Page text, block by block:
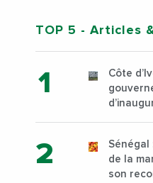
TOP 5 - Articles
Côte
Sénégal
de la
son